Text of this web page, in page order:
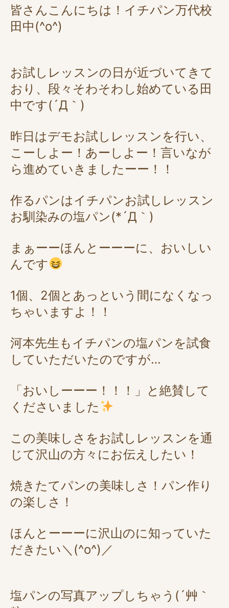
皆さんこんにちは！イチパン万代校
田中(^o^)
お試しレッスンの日が近づいてきて
おり、段々そわそわし始めている田
中です(´Д｀)
昨日はデモお試しレッスンを行い、
こーしよー！あーしよー！言いなが
ら進めていきましたーー！！
作るパンはイチパンお試しレッスン
お馴染みの塩パン(*´Д｀)
まぁーーほんとーーーに、おいしい
んです
1個、2個とあっという間になくなっ
ちゃいますよ！！
河本先生もイチパンの塩パンを試食
していただいたのですが…
「おいしーーー！！！」と絶賛して
くださいました
この美味しさをお試しレッスンを通
じて沢山の方々にお伝えしたい！
焼きたてパンの美味しさ！パン作り
の楽しさ！
ほんとーーーに沢山のに知っていた
だきたい＼(^o^)／
塩パンの写真アップしちゃう(´艸｀